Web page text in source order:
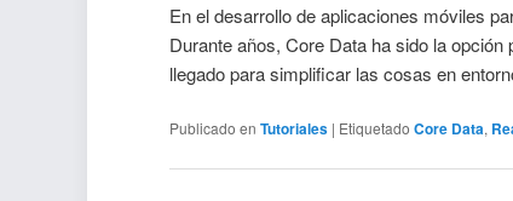
En el desarrollo de aplicaciones móviles
Durante años, Core Data ha sido la
llegado para simplificar las cosas en
Publicado en Tutoriales | Etiquetado Core Data,